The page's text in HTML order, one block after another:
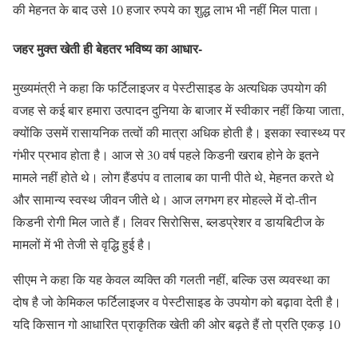
की मेहनत के बाद उसे 10 हजार रुपये का शुद्ध लाभ भी नहीं मिल पाता।
जहर मुक्त खेती ही बेहतर भविष्य का आधार-
मुख्यमंत्री ने कहा कि फर्टिलाइजर व पेस्टीसाइड के अत्यधिक उपयोग की
वजह से कई बार हमारा उत्पादन दुनिया के बाजार में स्वीकार नहीं किया जाता,
क्योंकि उसमें रासायनिक तत्वों की मात्रा अधिक होती है। इसका स्वास्थ्य पर
गंभीर प्रभाव होता है। आज से 30 वर्ष पहले किडनी खराब होने के इतने
मामले नहीं होते थे। लोग हैंडपंप व तालाब का पानी पीते थे, मेहनत करते थे
और सामान्य स्वस्थ जीवन जीते थे। आज लगभग हर मोहल्ले में दो-तीन
किडनी रोगी मिल जाते हैं। लिवर सिरोसिस, ब्लडप्रेशर व डायबिटीज के
मामलों में भी तेजी से वृद्धि हुई है।
सीएम ने कहा कि यह केवल व्यक्ति की गलती नहीं, बल्कि उस व्यवस्था का
दोष है जो केमिकल फर्टिलाइजर व पेस्टीसाइड के उपयोग को बढ़ावा देती है।
यदि किसान गो आधारित प्राकृतिक खेती की ओर बढ़ते हैं तो प्रति एकड़ 10